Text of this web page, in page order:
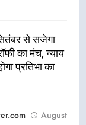
से सजेगा
का मंच, न्याय
प्रतिभा का
August